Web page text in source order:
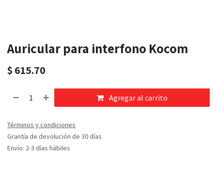
Auricular para interfono Kocom
$ 615.70
Agregar al carrito
Términos y condiciones
Grantía de devolución de 30 días
Envío: 2-3 días hábiles